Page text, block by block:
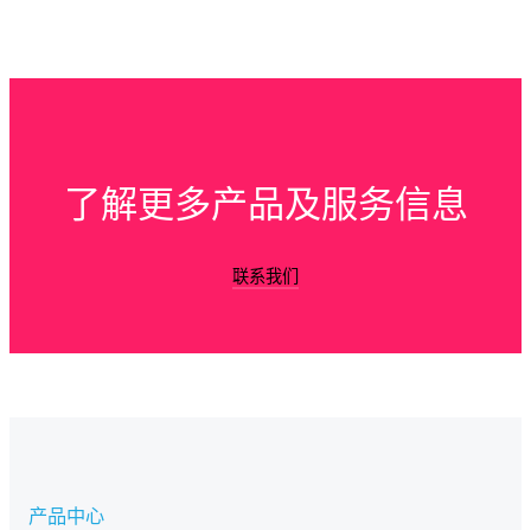
了解更多产品及服务信息
联系我们
产品中心